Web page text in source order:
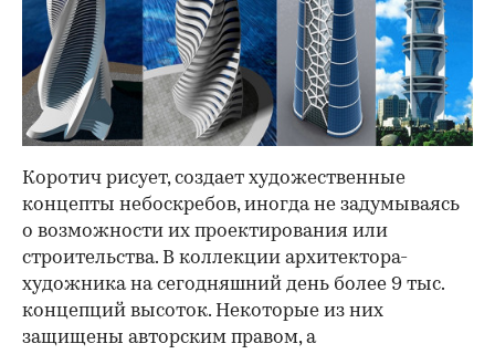
Коротич рисует, создает художественные
концепты небоскребов, иногда не задумываясь
о возможности их проектирования или
строительства. В коллекции архитектора-
художника на сегодняшний день более 9 тыс.
концепций высоток. Некоторые из них
защищены авторским правом, а